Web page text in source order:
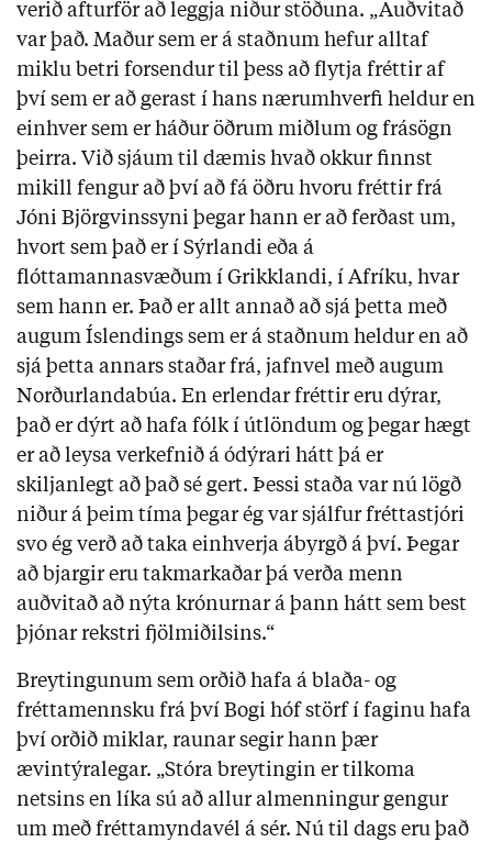
verið afturför að leggja niður stöðuna. „Auðvitað
var það. Maður sem er á staðnum hefur alltaf
miklu betri forsendur til þess að flytja fréttir af
því sem er að gerast í hans nærumhverfi heldur en
einhver sem er háður öðrum miðlum og frásögn
þeirra. Við sjáum til dæmis hvað okkur finnst
mikill fengur að því að fá öðru hvoru fréttir frá
Jóni Björgvinssyni þegar hann er að ferðast um,
hvort sem það er í Sýrlandi eða á
flóttamannasvæðum í Grikklandi, í Afríku, hvar
sem hann er. Það er allt annað að sjá þetta með
augum Íslendings sem er á staðnum heldur en að
sjá þetta annars staðar frá, jafnvel með augum
Norðurlandabúa. En erlendar fréttir eru dýrar,
það er dýrt að hafa fólk í útlöndum og þegar hægt
er að leysa verkefnið á ódýrari hátt þá er
skiljanlegt að það sé gert. Þessi staða var nú lögð
niður á þeim tíma þegar ég var sjálfur fréttastjóri
svo ég verð að taka einhverja ábyrgð á því. Þegar
að bjargir eru takmarkaðar þá verða menn
auðvitað að nýta krónurnar á þann hátt sem best
þjónar rekstri fjölmiðilsins.“
Breytingunum sem orðið hafa á blaða- og
fréttamennsku frá því Bogi hóf störf í faginu hafa
því orðið miklar, raunar segir hann þær
ævintýralegar. „Stóra breytingin er tilkoma
netsins en líka sú að allur almenningur gengur
um með fréttamyndavél á sér. Nú til dags eru það